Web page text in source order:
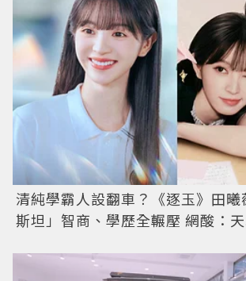
清純學霸人設翻車？《逐玉》田曦
斯坦」智商、學歷全輾壓 網酸：